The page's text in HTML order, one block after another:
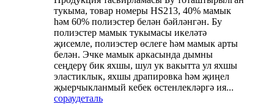
тукыма, товар номеры HS213, 40% мамык
һәм 60% полиэстер белән бәйләнгән. Бу
полиэстер мамык тукымасы икеләтә
җисемле, полиэстер өслеге һәм мамык арты
белән. Эчке мамык аркасында дымны
сеңдерү бик яхшы, шул ук вакытта ул яхшы
эластиклык, яхшы драпировка һәм җиңел
җыерчыкланмый кебек өстенлекләргә ия...
сораудеталь